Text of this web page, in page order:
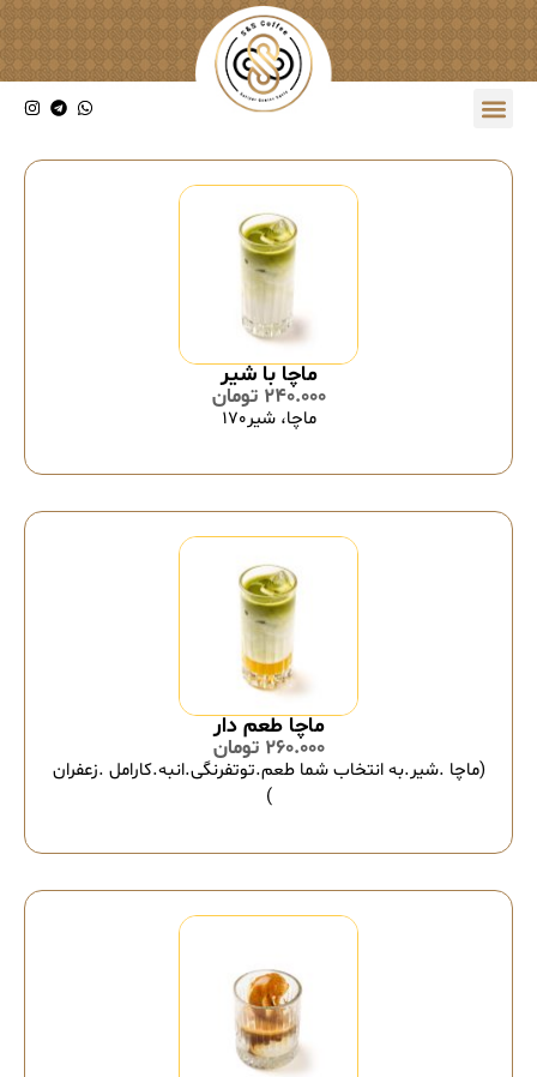
ماچا با شیر
240.000 تومان
ماچا، شیر170
ماچا طعم دار
260.000 تومان
(ماچا .شیر.به انتخاب شما طعم.توتفرنگی.انبه.کارامل .زعفران
)